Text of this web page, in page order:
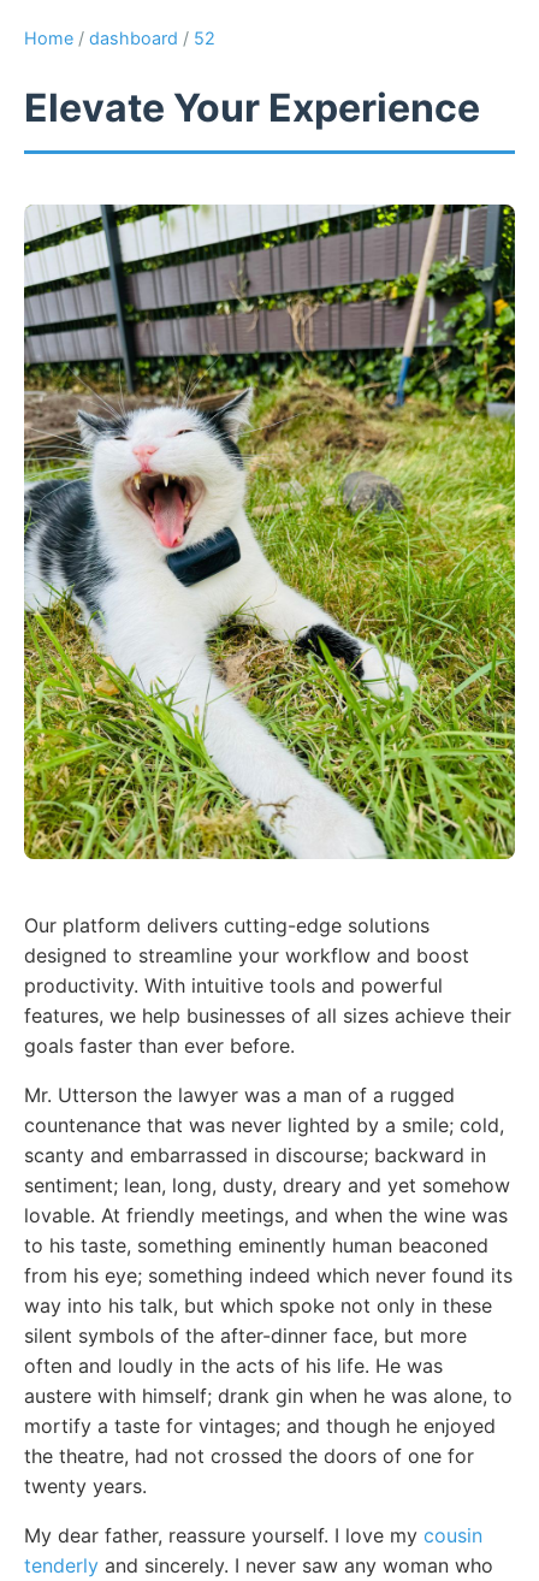
Home / dashboard / 52
Elevate Your Experience
Our platform delivers cutting-edge solutions
designed to streamline your workflow and boost
productivity. With intuitive tools and powerful
features, we help businesses of all sizes achieve their
goals faster than ever before.
Mr. Utterson the lawyer was a man of a rugged
countenance that was never lighted by a smile; cold,
scanty and embarrassed in discourse; backward in
sentiment; lean, long, dusty, dreary and yet somehow
lovable. At friendly meetings, and when the wine was
to his taste, something eminently human beaconed
from his eye; something indeed which never found its
way into his talk, but which spoke not only in these
silent symbols of the after-dinner face, but more
often and loudly in the acts of his life. He was
austere with himself; drank gin when he was alone, to
mortify a taste for vintages; and though he enjoyed
the theatre, had not crossed the doors of one for
twenty years.
My dear father, reassure yourself. I love my cousin
tenderly and sincerely. I never saw any woman who